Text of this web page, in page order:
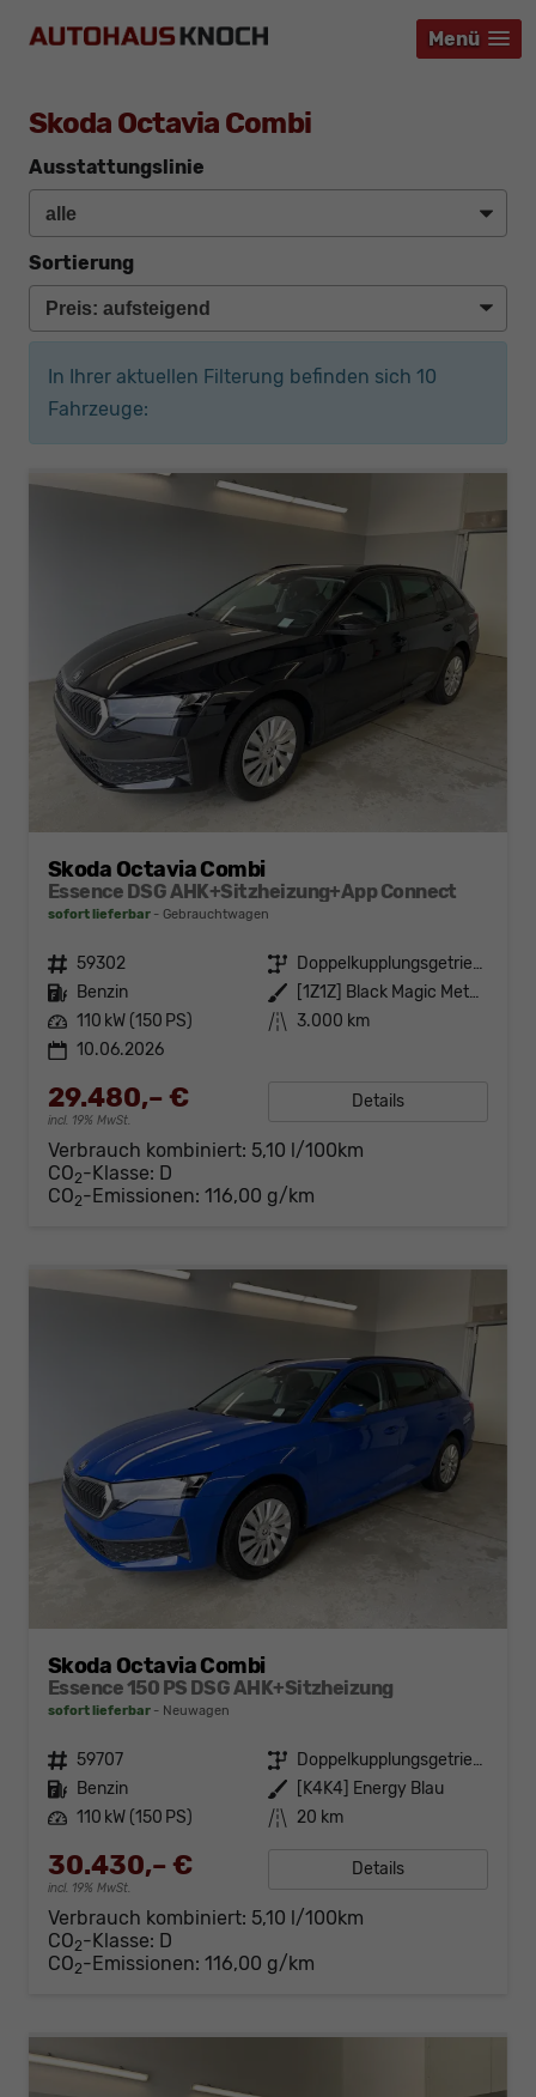
Menü
Menü
Menü
Skoda Octavia Combi
Ausstattungslinie
Sortierung
In Ihrer aktuellen Filterung befinden sich 10
Fahrzeuge:
Skoda Octavia Combi
Essence DSG AHK+Sitzheizung+App Connect
sofort lieferbar Gebrauchtwagen
Fahrzeugnr. 59302 Getriebe
Doppelkupplungsgetriebe (DSG)
Kraftstoff Benzin Außenfarbe
[1Z1Z] Black Magic Metallic
Leistung 110 kW (150 PS) Kilometerstand 3.000 km
10.06.2026
29.480,– €
incl. 19% MwSt.
Details
Verbrauch kombiniert: 5,10 l/100km
CO2-Klasse: D
CO2-Emissionen: 116,00 g/km
Skoda Octavia Combi
Essence 150 PS DSG AHK+Sitzheizung
sofort lieferbar Neuwagen
Fahrzeugnr. 59707 Getriebe
Doppelkupplungsgetriebe (DSG)
Kraftstoff Benzin Außenfarbe
[K4K4] Energy Blau
Leistung 110 kW (150 PS) Kilometerstand 20 km
30.430,– €
incl. 19% MwSt.
Details
Verbrauch kombiniert: 5,10 l/100km
CO2-Klasse: D
CO2-Emissionen: 116,00 g/km